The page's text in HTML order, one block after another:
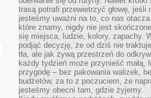
trasą potrafi przewietrzyć głowę, jeśli
jesteśmy uważni na to, co nas
które znamy, nigdy nie jest
się miejsca, ludzie, kolory, zapachy.
podjąć decyzję, że od dziś nie
tła, ale jak żywą przestrzeń do
każdy tydzień może przynieść małą,
przygodę – bez pakowania walizek,
budżetów, za to z poczuciem, że
jesteśmy obecni tam, gdzie żyjemy.